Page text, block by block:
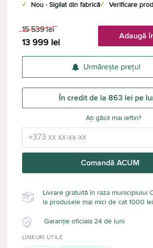
✓ Nou · Sigilat din fabrică✓ Verificare
15 539 lei
13 999 lei
Adaugă
Urmărește prețul
În credit de la 863 lei pe
Ați găsit mai ieftin?
Comandă ACUM
Livrare gratuită în raza municipiului
la produsele mai mici de cat 1000 lei
Garanție oficiala 24 de luni
LINKURI UTILE